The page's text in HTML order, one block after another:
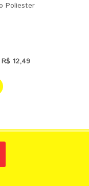
Poliester
R$ 12,49